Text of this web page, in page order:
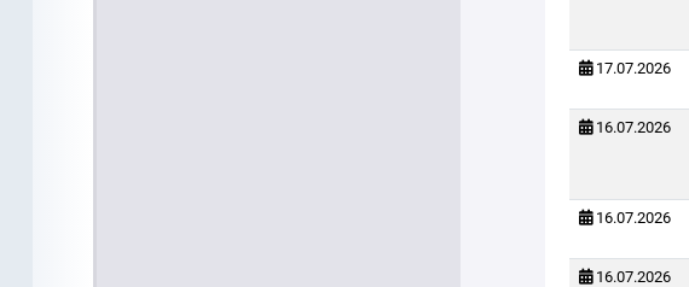
17.07.2026
16.07.2026
16.07.2026
16.07.2026